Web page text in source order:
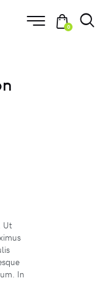
0
Ut
In